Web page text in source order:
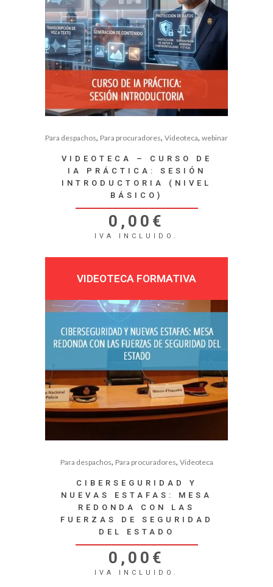
Para despachos, Para procuradores, Videoteca, webinar
VIDEOTECA – CURSO DE
IA PRÁCTICA: SESIÓN
INTRODUCTORIA (NIVEL
BÁSICO)
0,00 €
IVA INCLUIDO.
VIDEOTECA FORMATIVA
Para despachos, Para procuradores, Videoteca
CIBERSEGURIDAD Y
NUEVAS ESTAFAS: MESA
REDONDA CON LAS
FUERZAS DE SEGURIDAD
DEL ESTADO
0,00 €
IVA INCLUIDO.